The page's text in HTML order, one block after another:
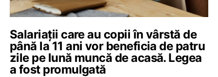
Salariații care au copii în vârstă de
până la 11 ani vor beneficia de patru
zile pe lună muncă de acasă. Legea
a fost promulgată